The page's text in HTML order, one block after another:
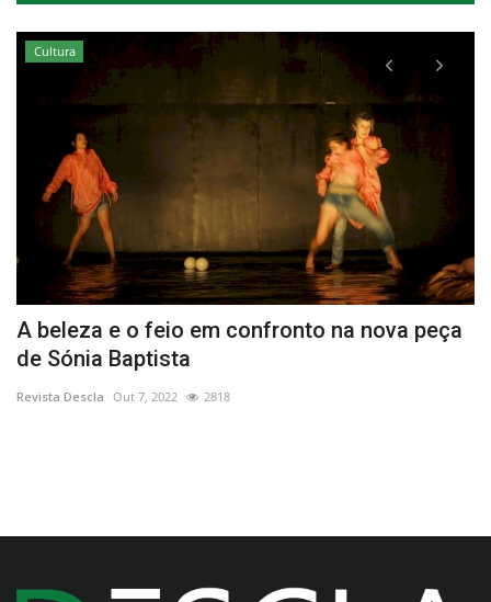
Cultura
A beleza e o feio em confronto na nova peça
de Sónia Baptista
Revista Descla Out 7, 2022 2818